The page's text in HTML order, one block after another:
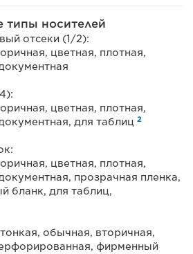
носителей
отсеки (1/2):
цветная, плотная,
цветная, плотная,
для таблиц 2
цветная, плотная,
прозрачная пленка,
бланк, для таблиц,
обычная, вторичная,
фирменный